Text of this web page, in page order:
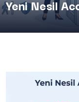
Yeni Nesil